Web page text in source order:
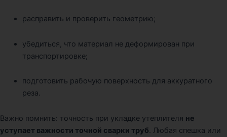
расправить и проверить геометрию;
убедиться, что материал не деформирован при
транспортировке;
подготовить рабочую поверхность для аккуратного
реза.
Важно помнить: точность при укладке утеплителя не
уступает важности точной сварки труб. Любая спешка или